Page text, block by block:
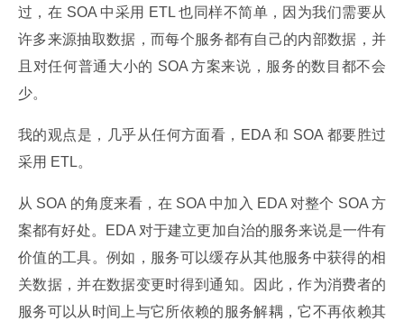
过，在 SOA 中采用 ETL 也同样不简单，因为我们需要从
许多来源抽取数据，而每个服务都有自己的内部数据，并
且对任何普通大小的 SOA 方案来说，服务的数目都不会
少。
我的观点是，几乎从任何方面看，EDA 和 SOA 都要胜过
采用 ETL。
从 SOA 的角度来看，在 SOA 中加入 EDA 对整个 SOA 方
案都有好处。EDA 对于建立更加自治的服务来说是一件有
价值的工具。例如，服务可以缓存从其他服务中获得的相
关数据，并在数据变更时得到通知。因此，作为消费者的
服务可以从时间上与它所依赖的服务解耦，它不再依赖其